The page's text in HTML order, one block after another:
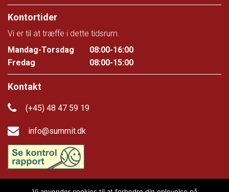
Kontortider
Vi er til at træffe i dette tidsrum.
Mandag-Torsdag
Fredag
08:00-16:00
08:00-15:00
Kontakt
(+45) 48 47 59 19
info@summit.dk